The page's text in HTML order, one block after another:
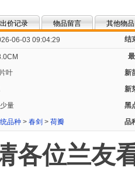
出价记录 物品留言
其他物品
06-03 09:04:29 结
叶
新
新
量
黑
品种 > 春剑 > 荷瓣 品
各位兰友